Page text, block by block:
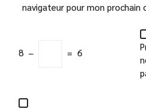
navigateur pour mon prochain
8 − = 6